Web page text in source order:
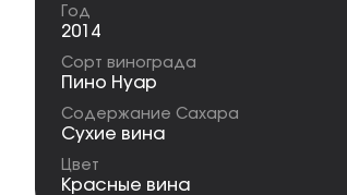
Год
2014
Сорт винограда
Пино Нуар
Содержание Сахара
Сухие вина
Цвет
Красные вина